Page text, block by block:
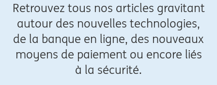
Retrouvez tous nos articles gravitant
autour des nouvelles technologies,
de la banque en ligne, des nouveaux
moyens de paiement ou encore liés
à la sécurité.